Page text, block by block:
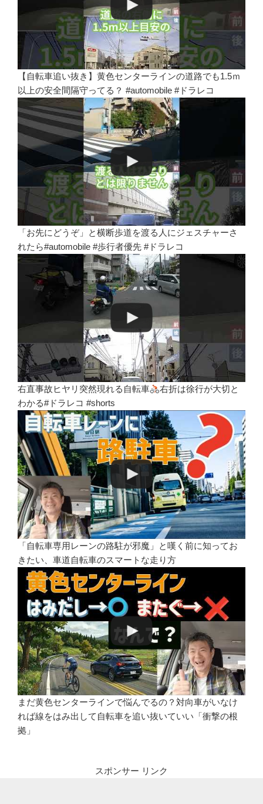
【自転車追い抜き】黄色センターラインの道路でも1.5ｍ
以上の安全間隔守ってる？ #automobile #ドラレコ
「お先にどうぞ」と横断歩道を渡る人にジェスチャーさ
れたら#automobile #歩行者優先 #ドラレコ
右直事故ヒヤリ突然現れる自転車
右折は徐行が大切と
わかる#ドラレコ #shorts
「自転車専用レーンの路駐が邪魔」と嘆く前に知ってお
きたい、車道自転車のスマートな走り方
まだ黄色センターラインで悩んでるの？対向車がいなけ
れば線をはみ出して自転車を追い抜いていい「衝撃の根
拠」
スポンサー リンク